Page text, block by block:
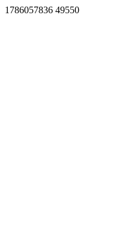
1786057836 49550